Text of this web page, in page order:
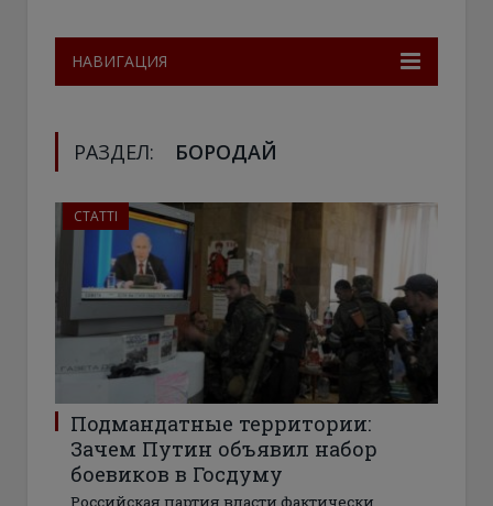
НАВИГАЦИЯ
РАЗДЕЛ: БОРОДАЙ
СТАТТІ
Подмандатные территории:
Зачем Путин объявил набор
боевиков в Госдуму